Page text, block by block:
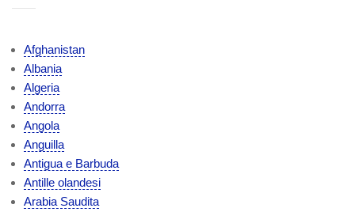
Afghanistan
Albania
Algeria
Andorra
Angola
Anguilla
Antigua e Barbuda
Antille olandesi
Arabia Saudita